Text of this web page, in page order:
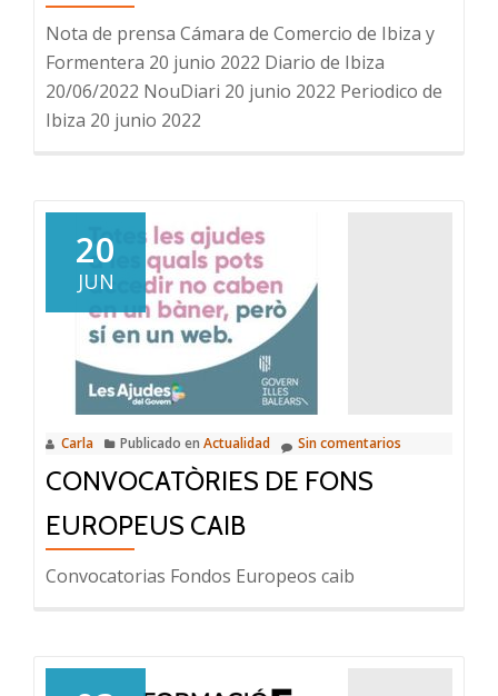
Nota de prensa Cámara de Comercio de Ibiza y
Formentera 20 junio 2022 Diario de Ibiza
20/06/2022 NouDiari 20 junio 2022 Periodico de
Ibiza 20 junio 2022
20
JUN
Carla Publicado en Actualidad Sin comentarios
CONVOCATÒRIES DE FONS
EUROPEUS CAIB
Convocatorias Fondos Europeos caib